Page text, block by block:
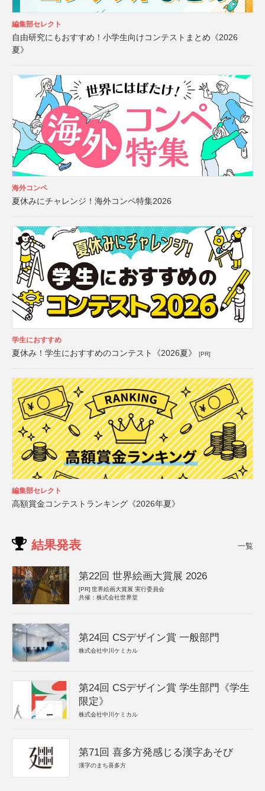
編集部セレクト
自由研究にもおすすめ！小学生向けコンテストまとめ《2026
夏》
海外コンペ
夏休みにチャレンジ！海外コンペ特集2026
学生におすすめ
夏休み！学生におすすめのコンテスト《2026夏》 [PR]
編集部セレクト
高額賞金コンテストランキング《2026年夏》
結果発表 一覧
第22回 世界絵画大賞展 2026
[PR] 世界絵画大賞展 実行委員会
共催：株式会社世界堂
第24回 CSデザイン賞 一般部門
株式会社中川ケミカル
第24回 CSデザイン賞 学生部門《学生
限定》
株式会社中川ケミカル
第71回 喜多方発感じる漢字あそび
漢字のまち喜多方